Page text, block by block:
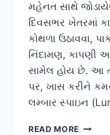
મહેનત સાથે
દિવસભર ખેતરમાં
કોથળા ઉઠાવવા,
નિંદામણ, કાપણી
સામેલ હોય છે. આ
પર, ખાસ કરીને
લમ્બાર સ્પાઇન
READ MORE ખેડૂતો